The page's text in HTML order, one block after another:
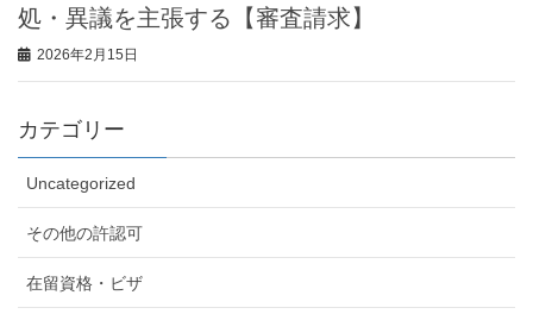
処・異議を主張する【審査請求】
2026年2月15日
カテゴリー
Uncategorized
その他の許認可
在留資格・ビザ